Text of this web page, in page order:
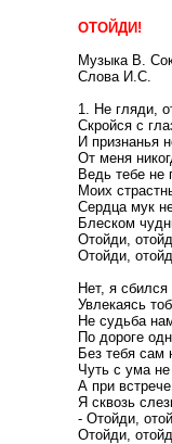
ОТОЙДИ!
Музыка В.
Слова И.С.
1. Не гляди,
Скройся с
И признанья
От меня
Ведь тебе не
Моих
Сердца мук
Блеском
Отойди,
Отойди,
Нет, я сбился
Увлекаясь
Не судьба
По дороге
Без тебя сам
Чуть с ума
А при
Я сквозь
- Отойди,
Отойди,